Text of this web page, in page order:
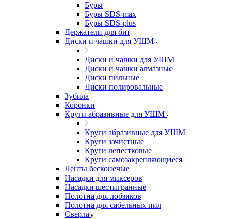
Буры
Буры SDS-max
Буры SDS-plus
Держатели для бит
Диски и чашки для УШМ
Диски и чашки для УШМ
Диски и чашки алмазные
Диски пильные
Диски полировальные
Зубила
Коронки
Круги абразивные для УШМ
Круги абразивные для УШМ
Круги зачистные
Круги лепестковые
Круги самозакрепляющиеся
Ленты бесконечые
Насадки для миксеров
Насадки шестигранные
Полотна для лобзиков
Полотна для сабельных пил
Сверла